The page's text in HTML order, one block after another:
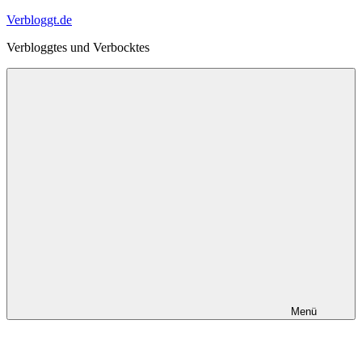
Zum
springen
Verbloggt.de
Verbloggtes und Verbocktes
Menü